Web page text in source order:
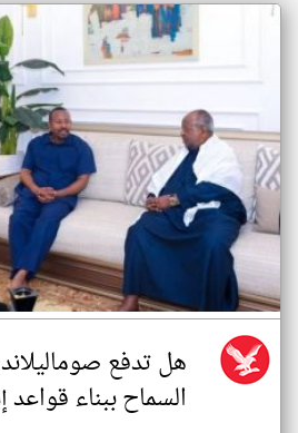
هل تدفع
السماح ببناء قواعد